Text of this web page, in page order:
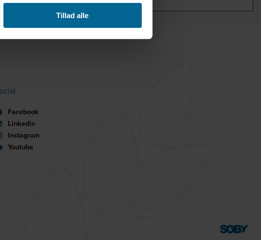
Tillad alle
Facebook
Linkedin
Instagram
Youtube